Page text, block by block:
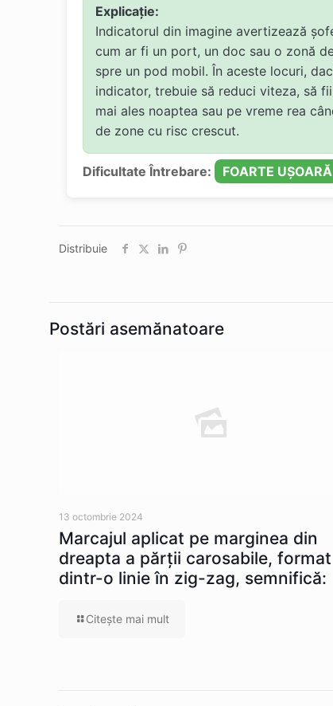
Explicație:
Indicatorul din imagine avertizează
cum ar fi un port, un doc sau o zonă
spre un pod mobil. În aceste locuri,
indicator, trebuie să reduci viteza, să
mai ales noaptea sau pe vreme rea
de zone cu risc crescut.
Dificultate Întrebare: FOARTE UȘOARĂ
Distribuie
Postări asemănatoare
13 octombrie 2024
Marcajul aplicat pe marginea din
dreapta a părţii carosabile, format
dintr-o linie în zig-zag, semnifică:
Citeşte mai mult